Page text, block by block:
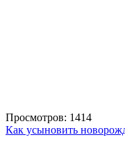
Просмотров: 1414
Как усыновить